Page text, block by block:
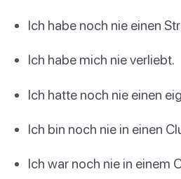
Ich habe noch nie einen
Ich habe mich nie verliebt.
Ich hatte noch nie einen
Ich bin noch nie in einen
Ich war noch nie in einem